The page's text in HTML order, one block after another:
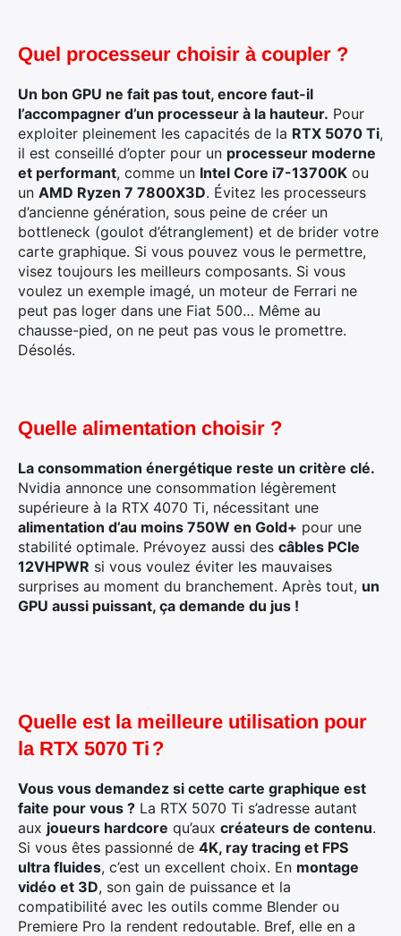
Quel processeur choisir à coupler ?
Un bon GPU ne fait pas tout, encore faut-il
l’accompagner d’un processeur à la hauteur. Pour
exploiter pleinement les capacités de la RTX 5070 Ti,
il est conseillé d’opter pour un processeur moderne
et performant, comme un Intel Core i7-13700K ou
un AMD Ryzen 7 7800X3D. Évitez les processeurs
d’ancienne génération, sous peine de créer un
bottleneck (goulot d’étranglement) et de brider votre
carte graphique. Si vous pouvez vous le permettre,
visez toujours les meilleurs composants. Si vous
voulez un exemple imagé, un moteur de Ferrari ne
peut pas loger dans une Fiat 500… Même au
chausse-pied, on ne peut pas vous le promettre.
Désolés.
Quelle alimentation choisir ?
La consommation énergétique reste un critère clé.
Nvidia annonce une consommation légèrement
supérieure à la RTX 4070 Ti, nécessitant une
alimentation d’au moins 750W en Gold+ pour une
stabilité optimale. Prévoyez aussi des câbles PCIe
12VHPWR si vous voulez éviter les mauvaises
surprises au moment du branchement. Après tout, un
GPU aussi puissant, ça demande du jus !
Quelle est la meilleure utilisation pour
la RTX 5070 Ti ?
Vous vous demandez si cette carte graphique est
faite pour vous ? La RTX 5070 Ti s’adresse autant
aux joueurs hardcore qu’aux créateurs de contenu.
Si vous êtes passionné de 4K, ray tracing et FPS
ultra fluides, c’est un excellent choix. En montage
vidéo et 3D, son gain de puissance et la
compatibilité avec les outils comme Blender ou
Premiere Pro la rendent redoutable. Bref, elle en a